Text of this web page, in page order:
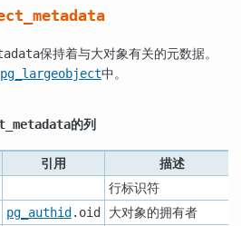
保持着与大对象有关的元数据。
pg_largeobject中。
的列
引用 描述
行标识符
pg_authid .oid 大对象的拥有者